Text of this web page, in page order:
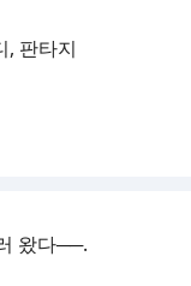
, 판타지
왔다──.